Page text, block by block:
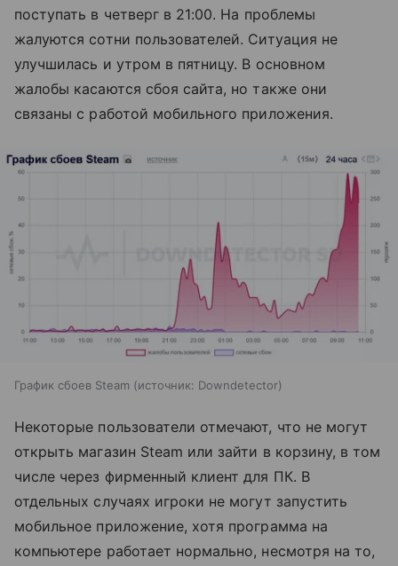
поступать в четверг в 21:00. На проблемы
жалуются сотни пользователей. Ситуация не
улучшилась и утром в пятницу. В основном
жалобы касаются сбоя сайта, но также они
связаны с работой мобильного приложения.
График сбоев Steam источник: Downdetector
Некоторые пользователи отмечают, что не могут
открыть магазин Steam или зайти в корзину, в том
числе через фирменный клиент для ПК. В
отдельных случаях игроки не могут запустить
мобильное приложение, хотя программа на
компьютере работает нормально, несмотря на то,